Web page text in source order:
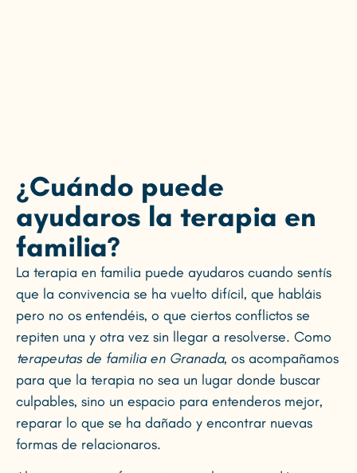
¿Cuándo puede
ayudaros la terapia en
familia?
La terapia en familia puede ayudaros cuando sentís
que la convivencia se ha vuelto difícil, que habláis
pero no os entendéis, o que ciertos conflictos se
repiten una y otra vez sin llegar a resolverse. Como
terapeutas de familia en Granada, os acompañamos
para que la terapia no sea un lugar donde buscar
culpables, sino un espacio para entenderos mejor,
reparar lo que se ha dañado y encontrar nuevas
formas de relacionaros.